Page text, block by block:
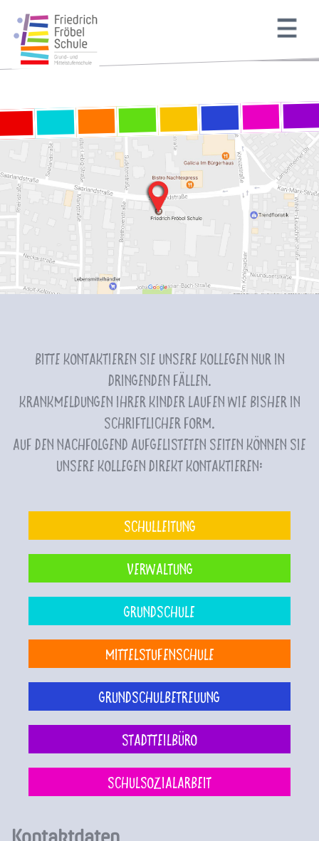
Bitte kontaktieren Sie unsere Kollegen nur in
dringenden Fällen.
Krankmeldungen Ihrer Kinder laufen wie bisher in
schriftlicher Form.
Auf den nachfolgend aufgelisteten Seiten können Sie
unsere Kollegen direkt kontaktieren:
Schulleitung
Verwaltung
Grundschule
Mittelstufenschule
Grundschulbetreuung
Stadtteilbüro
Schulsozialarbeit